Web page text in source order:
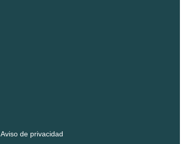
Aviso de privacidad